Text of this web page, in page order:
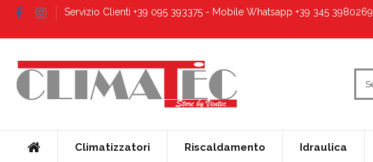
Servizio Clienti +39 095 393375 - Mobile Whatsapp +39 345 3980269
Climatizzatori Riscaldamento Idraulica